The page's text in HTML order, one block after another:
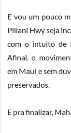
E vou um pouco
Piilani Hwy seja
com o intuito de
Afinal, o
em Maui e sem
preservados.
E pra finalizar,